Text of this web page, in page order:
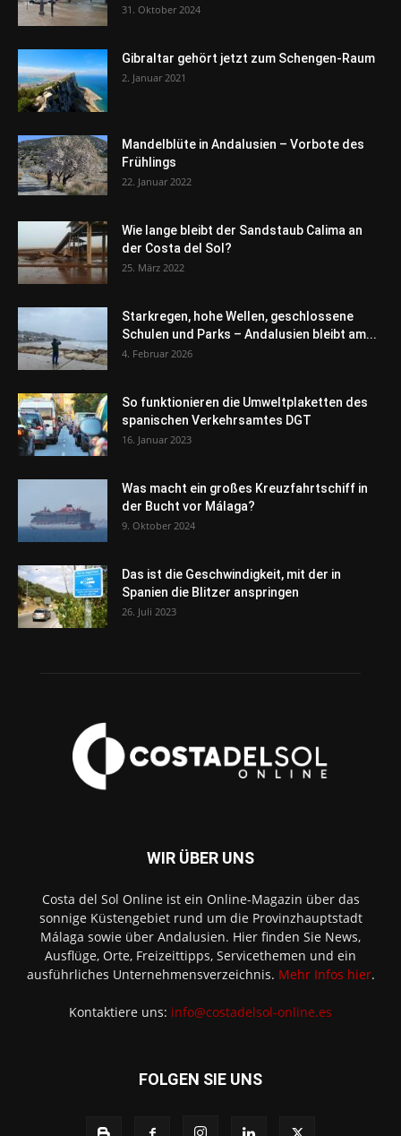
31. Oktober 2024
Gibraltar gehört jetzt zum Schengen-Raum
2. Januar 2021
Mandelblüte in Andalusien – Vorbote des
Frühlings
22. Januar 2022
Wie lange bleibt der Sandstaub Calima an
der Costa del Sol?
25. März 2022
Starkregen, hohe Wellen, geschlossene
Schulen und Parks – Andalusien bleibt am...
4. Februar 2026
So funktionieren die Umweltplaketten des
spanischen Verkehrsamtes DGT
16. Januar 2023
Was macht ein großes Kreuzfahrtschiff in
der Bucht vor Málaga?
9. Oktober 2024
Das ist die Geschwindigkeit, mit der in
Spanien die Blitzer anspringen
26. Juli 2023
WIR ÜBER UNS
Costa del Sol Online ist ein Online-Magazin über das
sonnige Küstengebiet rund um die Provinzhauptstadt
Málaga sowie über Andalusien. Hier finden Sie News,
Ausflüge, Orte, Freizeittipps, Servicethemen und ein
ausführliches Unternehmensverzeichnis. Mehr Infos hier.
Kontaktiere uns: info@costadelsol-online.es
FOLGEN SIE UNS